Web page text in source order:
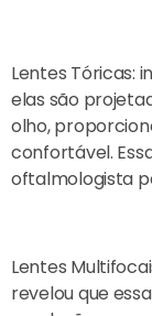
Lentes Tóricas:
elas são
olho,
confortável.
oftalmologista
Lentes
revelou que